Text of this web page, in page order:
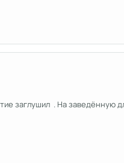
заглушил . На заведённую